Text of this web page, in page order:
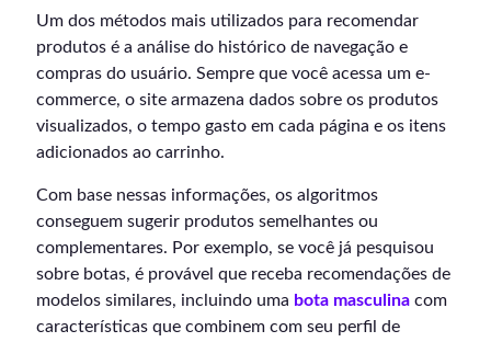
Um dos métodos mais utilizados para recomendar
produtos é a análise do histórico de navegação e
compras do usuário. Sempre que você acessa um e-
commerce, o site armazena dados sobre os produtos
visualizados, o tempo gasto em cada página e os itens
adicionados ao carrinho.
Com base nessas informações, os algoritmos
conseguem sugerir produtos semelhantes ou
complementares. Por exemplo, se você já pesquisou
sobre botas, é provável que receba recomendações de
modelos similares, incluindo uma bota masculina com
características que combinem com seu perfil de